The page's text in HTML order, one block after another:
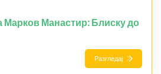
Марков Манастир: Блиску до
Разгледај